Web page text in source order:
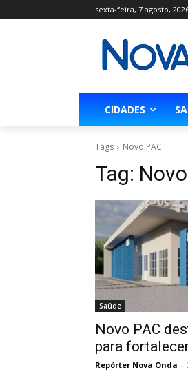
sexta-feira, 7 agosto,
CIDADES
Tags Novo PAC
Tag:
Saúde
Novo PAC
para
Repórter Nova Onda -